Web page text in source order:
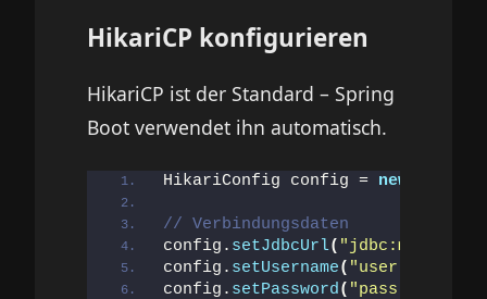
HikariCP konfigurieren
HikariCP ist der Standard – Spring
Boot verwendet ihn automatisch.
HikariConfig config = new
// Verbindungsdaten
config. setJdbcUrl( "jdbc:mysql://
config. setUsername( "user"
config. setPassword( "pass"